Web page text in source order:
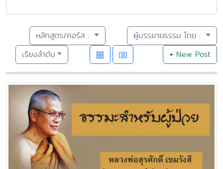
หลักสูตร/คอร์ส :
ผู้บรรยายธรรม โดย :
เรียงลำดับ
+New Post